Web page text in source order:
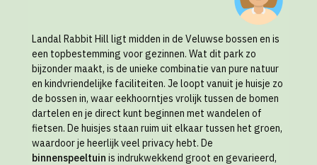
Landal Rabbit Hill ligt midden in de Veluwse bossen en is
een topbestemming voor gezinnen. Wat dit park zo
bijzonder maakt, is de unieke combinatie van pure natuur
en kindvriendelijke faciliteiten. Je loopt vanuit je huisje zo
de bossen in, waar eekhoorntjes vrolijk tussen de bomen
dartelen en je direct kunt beginnen met wandelen of
fietsen. De huisjes staan ruim uit elkaar tussen het groen,
waardoor je heerlijk veel privacy hebt. De
binnenspeeltuin is indrukwekkend groot en gevarieerd,